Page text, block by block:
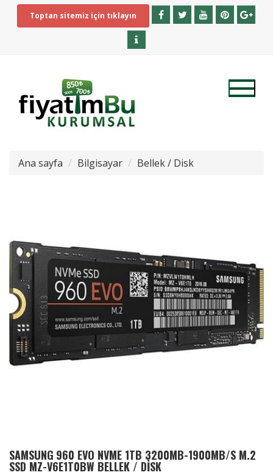
Toptan sitemiz için tıklayın
Ana sayfa Bilgisayar Bellek / Disk
SAMSUNG 960 EVO NVME 1TB 3200MB-1900MB/S M.2
SSD MZ-V6E1T0BW BELLEK / DISK